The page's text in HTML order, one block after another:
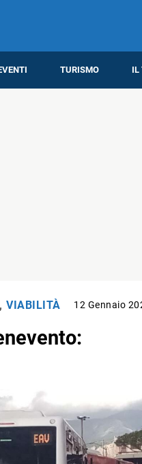
TURISMO IL
, VIABILITÀ 12 Gennaio